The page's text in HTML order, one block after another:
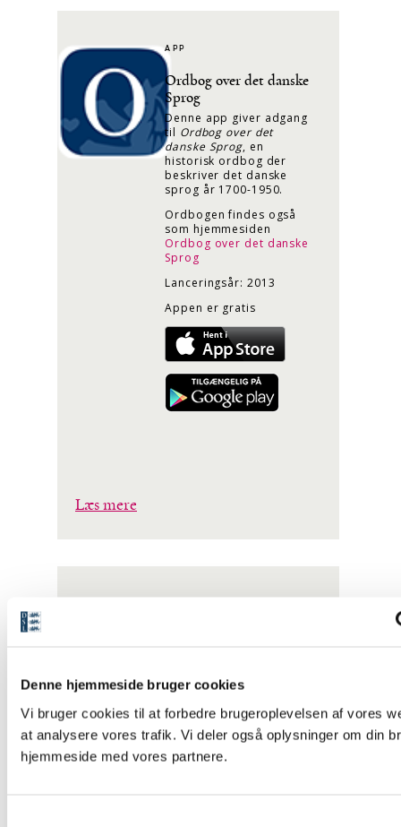
Denne hjemmeside bruger cookies
Vi bruger cookies til at forbedre brugeroplevelsen af vores
at analysere vores trafik. Vi deler også oplysninger om din
hjemmeside med vores partnere.
APP
Ordbog over det danske
Sprog
Denne app giver adgang
til Ordbog over det
danske Sprog, en
historisk ordbog der
beskriver det danske
sprog år 1700-1950.
Ordbogen findes også
som hjemmesiden
Ordbog over det danske
Sprog
Lanceringsår: 2013
Appen er gratis
Læs mere
dækker det danske sprog
skriftsproget og
talesproget med mange
faste udtryk.
Ordbogen findes også